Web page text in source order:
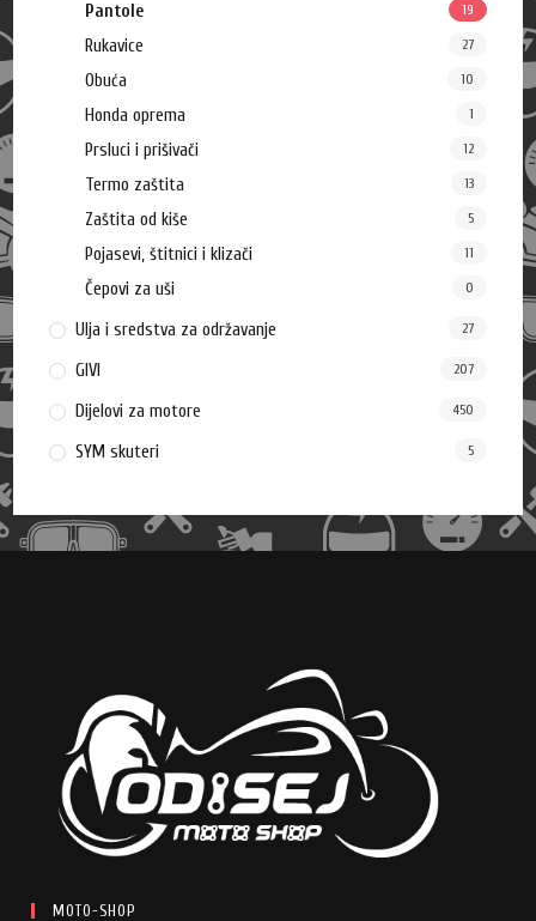
Pantole 19
Rukavice 27
Obuća 10
Honda oprema 1
Prsluci i prišivači 12
Termo zaštita 13
Zaštita od kiše 5
Pojasevi, štitnici i klizači 11
Čepovi za uši 0
Ulja i sredstva za održavanje 27
GIVI 207
Dijelovi za motore 450
SYM skuteri 5
MOTO-SHOP